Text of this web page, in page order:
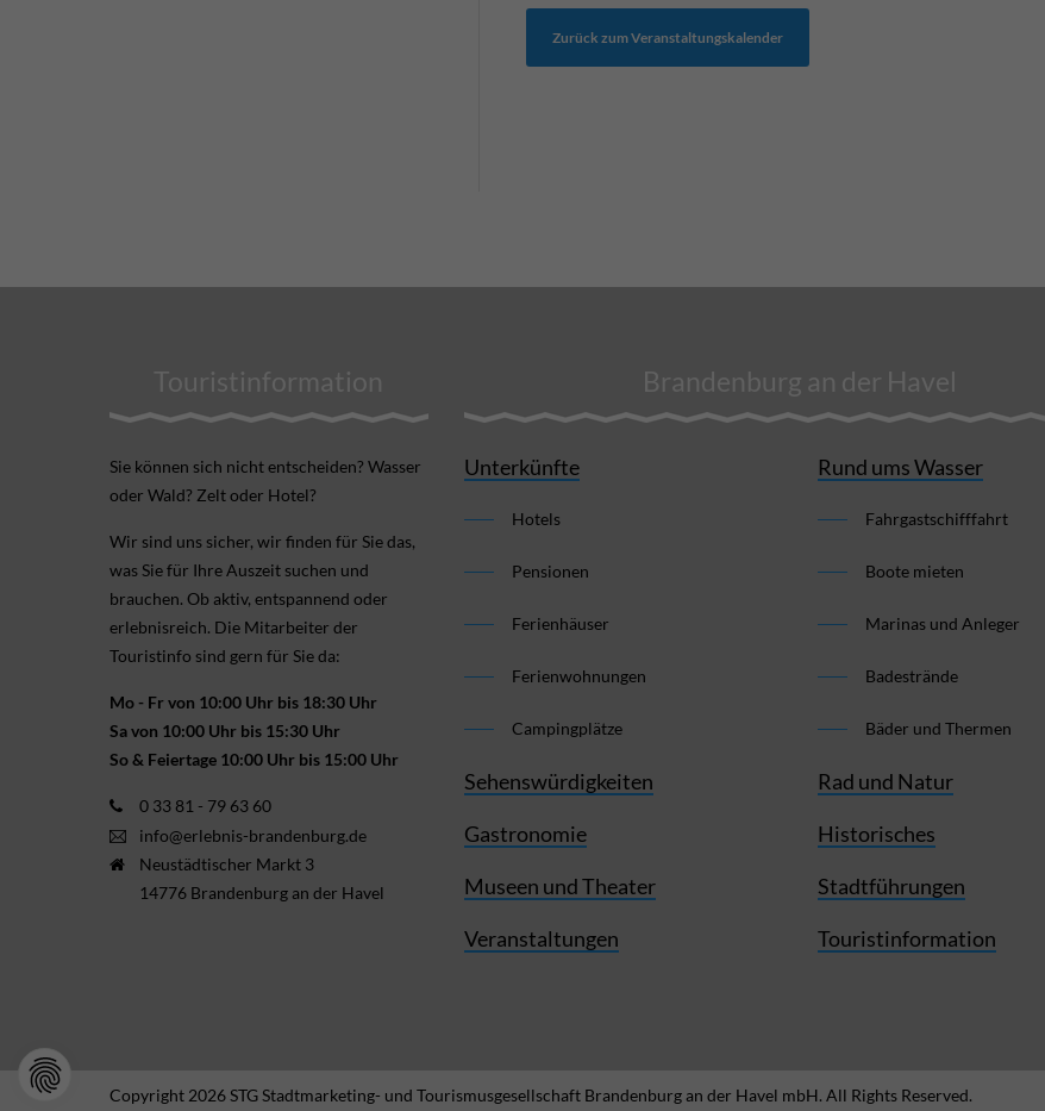
Zurück zum Veranstaltungskalender
Touristinformation
Sie können sich nicht ent­scheiden? Wasser
oder Wald? Zelt oder Hotel?
Wir sind uns sicher, wir finden für Sie das,
was Sie für Ihre Aus­zeit suchen und
brauchen. Ob aktiv, ent­spannend oder
erlebnis­reich. Die Mitarbeiter der
Touristinfo sind gern für Sie da:
Mo - Fr von 10:00 Uhr bis 18:30 Uhr
Sa von 10:00 Uhr bis 15:30 Uhr
So & Feiertage 10:00 Uhr bis 15:00 Uhr
0 33 81 - 79 63 60
info@erlebnis-brandenburg.de
Neustädtischer Markt 3
14776 Brandenburg an der Havel
Brandenburg an der Havel
Unterkünfte
Hotels
Pensionen
Ferienhäuser
Ferienwohnungen
Campingplätze
Sehenswürdigkeiten
Gastronomie
Museen und Theater
Veranstaltungen
Rund ums Wasser
Fahrgastschifffahrt
Boote mieten
Marinas und Anleger
Badestrände
Bäder und Thermen
Rad und Natur
Historisches
Stadtführungen
Touristinformation
Copyright 2026 STG Stadtmarketing- und Tourismusgesellschaft Brandenburg an der Havel mbH. All Rights Reserved.